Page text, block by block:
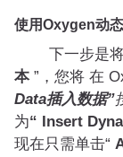
使用Oxygen动
下一步是将
本”，您将 在
Data插入数据”
为“ Insert
现在只需单击“